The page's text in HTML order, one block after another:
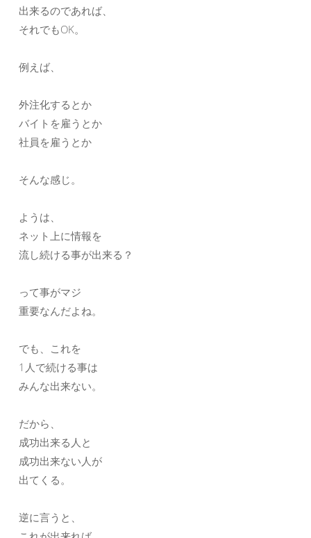
出来るのであれば、
それでもOK。
例えば、
外注化するとか
バイトを雇うとか
社員を雇うとか
そんな感じ。
ようは、
ネット上に情報を
流し続ける事が出来る？
って事がマジ
重要なんだよね。
でも、これを
1人で続ける事は
みんな出来ない。
だから、
成功出来る人と
成功出来ない人が
出てくる。
逆に言うと、